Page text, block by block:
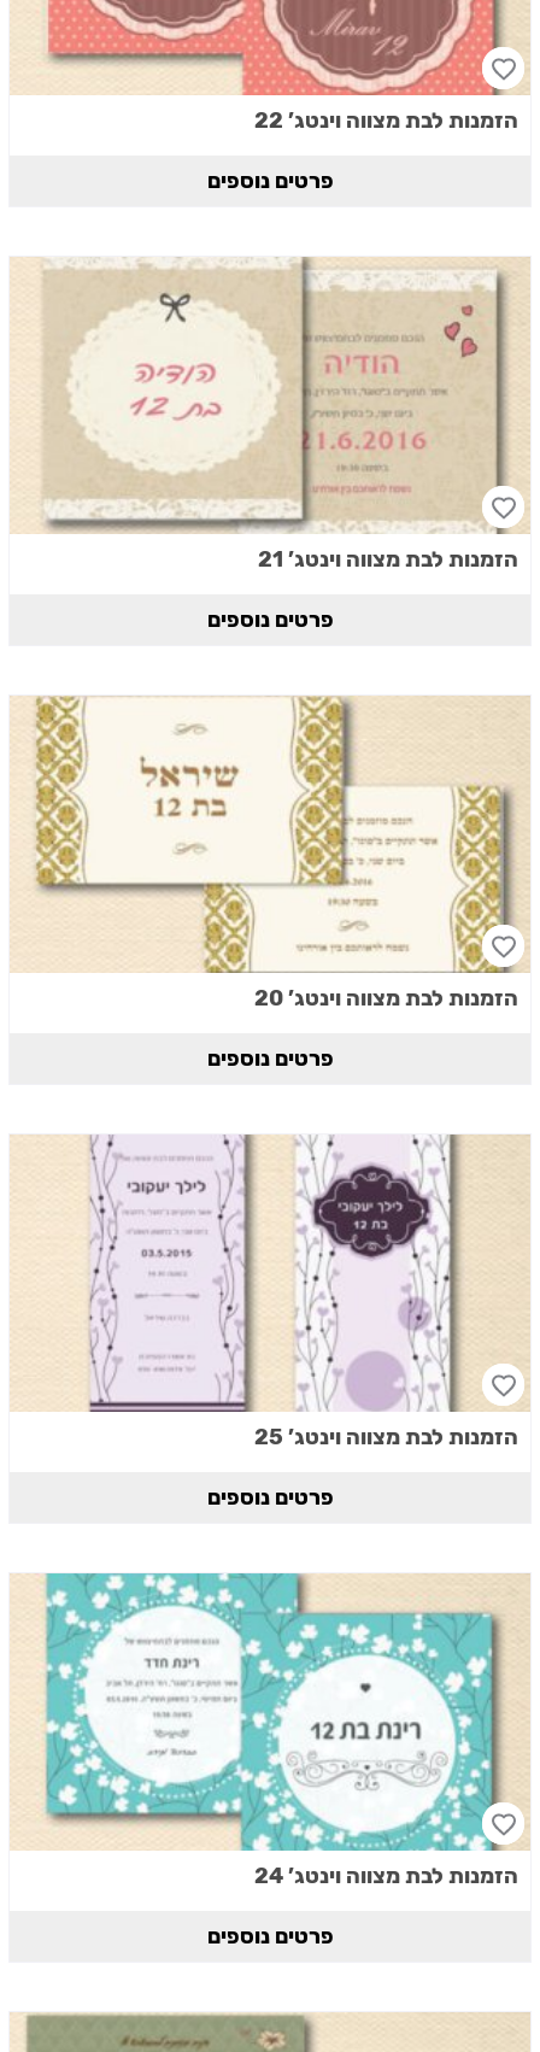
הזמנות לבת מצווה וינטג’ 22
פרטים נוספים
הזמנות לבת מצווה וינטג’ 21
פרטים נוספים
הזמנות לבת מצווה וינטג’ 20
פרטים נוספים
הזמנות לבת מצווה וינטג’ 25
פרטים נוספים
הזמנות לבת מצווה וינטג’ 24
פרטים נוספים